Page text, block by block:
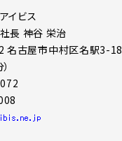
イビス
長 神谷 栄治
名古屋市中村区名駅3-